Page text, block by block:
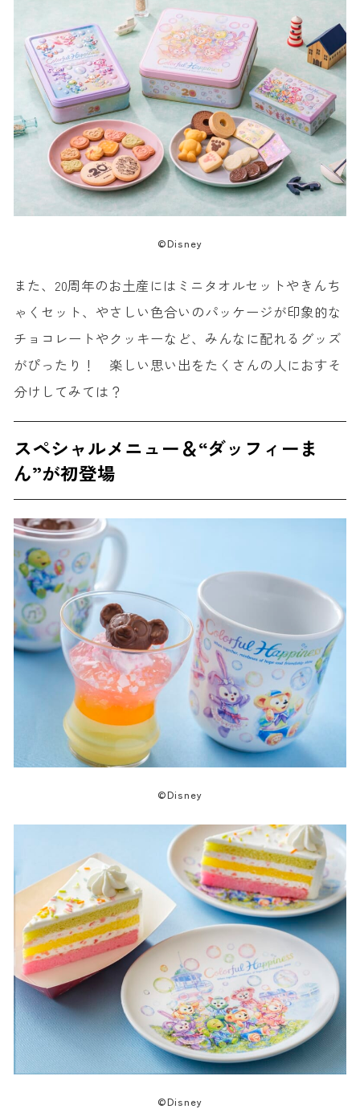
©Disney
また、20周年のお土産にはミニタオルセットやきんち
ゃくセット、やさしい色合いのパッケージが印象的な
チョコレートやクッキーなど、みんなに配れるグッズ
がぴったり！ 楽しい思い出をたくさんの人におすそ
分けしてみては？
スペシャルメニュー＆“ダッフィーま
ん”が初登場
©Disney
©Disney